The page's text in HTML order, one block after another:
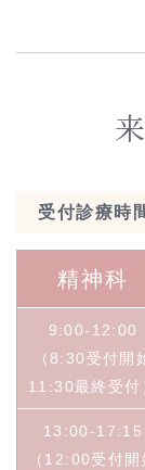
受付診療時
精神科
9:00-12:00
（8:30受付開
11:30最終受付
13:00-17:15
（12:00受付開